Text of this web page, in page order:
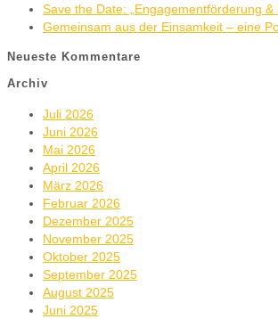
Save the Date: „Engagementförderung &
Gemeinsam aus der Einsamkeit – eine
Neueste Kommentare
Archiv
Juli 2026
Juni 2026
Mai 2026
April 2026
März 2026
Februar 2026
Dezember 2025
November 2025
Oktober 2025
September 2025
August 2025
Juni 2025